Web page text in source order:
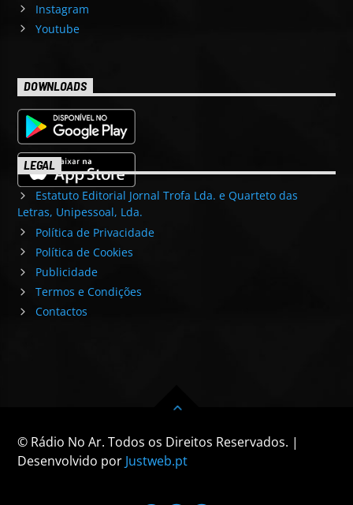
Instagram
Youtube
DOWNLOADS
LEGAL
Estatuto Editorial Jornal Trofa Lda. e Quarteto das
Letras, Unipessoal, Lda.
Política de Privacidade
Política de Cookies
Publicidade
Termos e Condições
Contactos
© Rádio No Ar. Todos os Direitos Reservados. |
Desenvolvido por Justweb.pt